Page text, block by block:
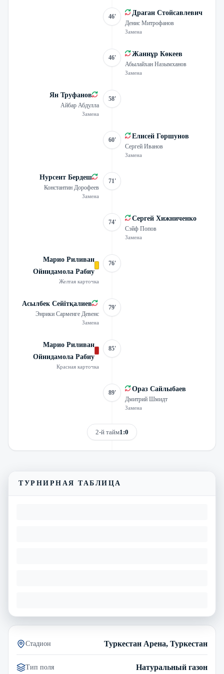
46' Драган Стойсавлевич
Денис Митрофанов
Замена
46' Жаннұр Көкеев
Абылайхан Назымханов
Замена
Ян Труфанов
Айбар Абдулла
Замена
58'
60' Елисей Горшунов
Сергей Иванов
Замена
Нурсеит Бердеш
Константин Дорофеев
Замена
71'
74' Сергей Хижниченко
Сэйф Попов
Замена
Марио Риливан
Ойнидамола Рабиу
Желтая карточка
76'
Асылбек Сейітқалиев
Энрики Сарменге Девенс
Замена
79'
Марио Риливан
Ойнидамола Рабиу
Красная карточка
85'
89' Ораз Сайлыбаев
Дмитрий Шмидт
Замена
2-й тайм1:0
ТУРНИРНАЯ ТАБЛИЦА
Стадион Туркестан Арена, Туркестан
Тип поля Натуральный газон